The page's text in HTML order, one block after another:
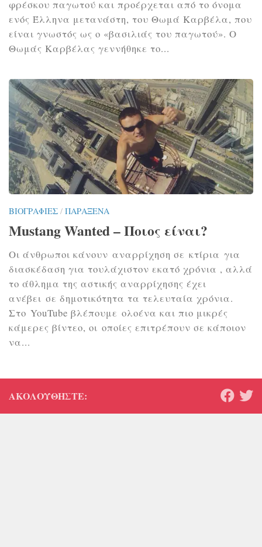
φρέσκου παγωτού και προέρχεται από το όνομα
ενός Έλληνα μετανάστη, του Θωμά Καρβέλα, που
είναι γνωστός ως ο «βασιλιάς του παγωτού». Ο
Θωμάς Καρβέλας γεννήθηκε το...
ΒΙΟΓΡΑΦΊΕΣ / ΠΑΡΆΞΕΝΑ
Mustang Wanted – Ποιος είναι?
Οι άνθρωποι κάνουν αναρρίχηση σε κτίρια για
διασκέδαση για τουλάχιστον εκατό χρόνια , αλλά
το άθλημα της αστικής αναρρίχησης έχει
ανέβει σε δημοτικότητα τα τελευταία χρόνια.
Στο YouTube βλέπουμε ολοένα και πιο μικρές
κάμερες βίντεο, οι οποίες επιτρέπουν σε κάποιον
να...
ΑΚΟΛΟΥΘΉΣΤΕ: